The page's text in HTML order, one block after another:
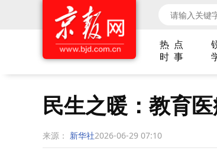
热 点
时 事
民生之暖：教育
来源： 新华社2026-06-29 07:10